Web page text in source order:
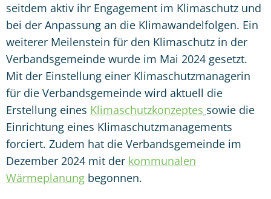
seitdem aktiv ihr Engagement im Klimaschutz und
bei der Anpassung an die Klimawandelfolgen. Ein
weiterer Meilenstein für den Klimaschutz in der
Verbandsgemeinde wurde im Mai 2024 gesetzt.
Mit der Einstellung einer Klimaschutzmanagerin
für die Verbandsgemeinde wird aktuell die
Erstellung eines Klimaschutzkonzeptes sowie die
Einrichtung eines Klimaschutzmanagements
forciert. Zudem hat die Verbandsgemeinde im
Dezember 2024 mit der kommunalen
Wärmeplanung begonnen.